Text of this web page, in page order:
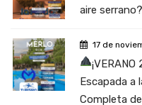
aire
17 de
Escapada a
Completa